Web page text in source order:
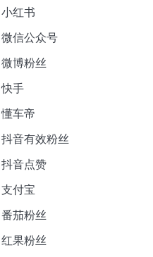
小红书
微信公众号
微博粉丝
快手
懂车帝
抖音有效粉丝
抖音点赞
支付宝
番茄粉丝
红果粉丝